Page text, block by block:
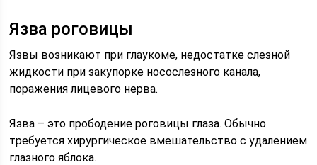
Язва роговицы
Язвы возникают при глаукоме, недостатке слезной
жидкости при закупорке носослезного канала,
поражения лицевого нерва.
Язва – это прободение роговицы глаза. Обычно
требуется хирургическое вмешательство с удалением
глазного яблока.